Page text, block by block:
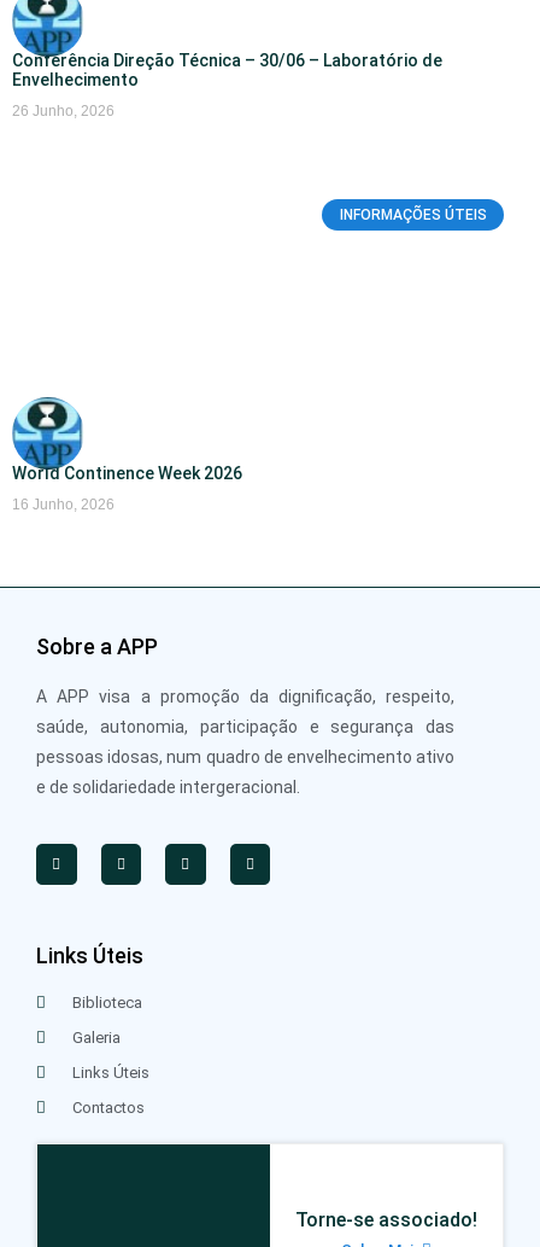
Conferência Direção Técnica – 30/06 – Laboratório de
Envelhecimento
26 Junho, 2026
INFORMAÇÕES ÚTEIS
World Continence Week 2026
16 Junho, 2026
Sobre a APP
A APP visa a promoção da dignificação, respeito,
saúde, autonomia, participação e segurança das
pessoas idosas, num quadro de envelhecimento ativo
e de solidariedade intergeracional.
Links Úteis
Biblioteca
Galeria
Links Úteis
Contactos
Torne-se associado!